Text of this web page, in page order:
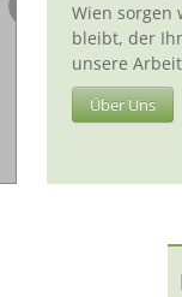
Wien sorgen
bleibt, der
unsere
Über Uns